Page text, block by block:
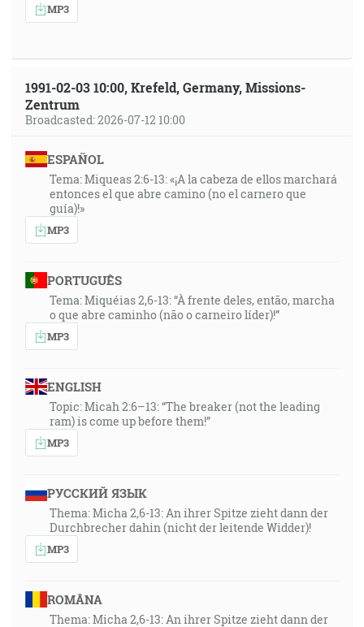
MP3
1991-02-03 10:00, Krefeld, Germany, Missions-
Zentrum
Broadcasted: 2026-07-12 10:00
ESPAÑOL
Tema: Miqueas 2:6-13: «¡A la cabeza de ellos marchará
entonces el que abre camino (no el carnero que
guía)!»
MP3
PORTUGUÊS
Tema: Miquéias 2,6-13: “À frente deles, então, marcha
o que abre caminho (não o carneiro líder)!”
MP3
ENGLISH
Topic: Micah 2:6–13: “The breaker (not the leading
ram) is come up before them!”
MP3
РУССКИЙ ЯЗЫК
Thema: Micha 2,6-13: An ihrer Spitze zieht dann der
Durchbrecher dahin (nicht der leitende Widder)!
MP3
ROMÂNA
Thema: Micha 2,6-13: An ihrer Spitze zieht dann der